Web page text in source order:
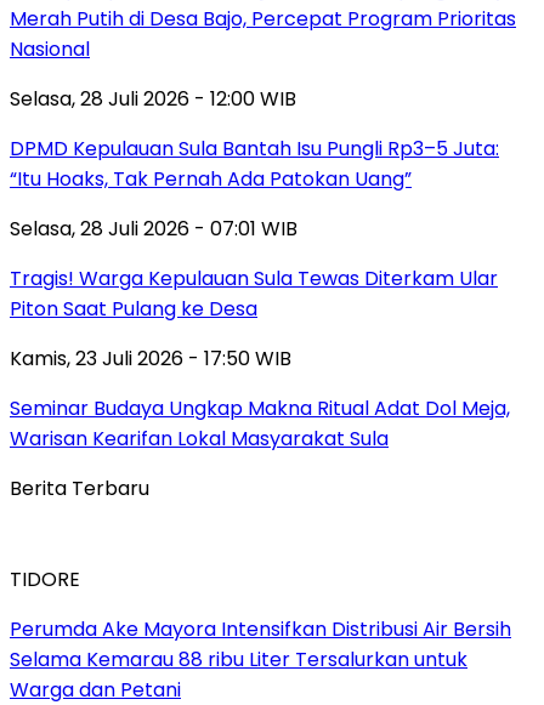
Merah Putih di Desa Bajo, Percepat Program Prioritas
Nasional
Selasa, 28 Juli 2026 - 12:00 WIB
DPMD Kepulauan Sula Bantah Isu Pungli Rp3–5 Juta:
“Itu Hoaks, Tak Pernah Ada Patokan Uang”
Selasa, 28 Juli 2026 - 07:01 WIB
Tragis! Warga Kepulauan Sula Tewas Diterkam Ular
Piton Saat Pulang ke Desa
Kamis, 23 Juli 2026 - 17:50 WIB
Seminar Budaya Ungkap Makna Ritual Adat Dol Meja,
Warisan Kearifan Lokal Masyarakat Sula
Berita Terbaru
TIDORE
Perumda Ake Mayora Intensifkan Distribusi Air Bersih
Selama Kemarau 88 ribu Liter Tersalurkan untuk
Warga dan Petani